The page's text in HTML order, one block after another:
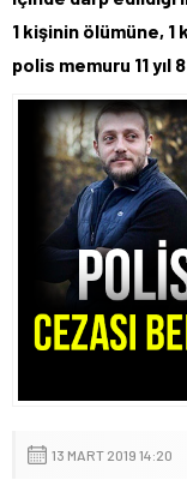
1 kişinin ölümüne,
polis memuru 11 yıl
13 MART 2019 14:20